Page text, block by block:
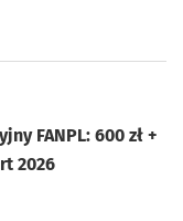
FANPL: 600 zł +
2026